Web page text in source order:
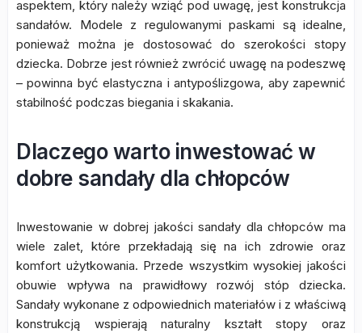
aspektem, który należy wziąć pod uwagę, jest konstrukcja
sandałów. Modele z regulowanymi paskami są idealne,
ponieważ można je dostosować do szerokości stopy
dziecka. Dobrze jest również zwrócić uwagę na podeszwę
– powinna być elastyczna i antypoślizgowa, aby zapewnić
stabilność podczas biegania i skakania.
Dlaczego warto inwestować w
dobre sandały dla chłopców
Inwestowanie w dobrej jakości sandały dla chłopców ma
wiele zalet, które przekładają się na ich zdrowie oraz
komfort użytkowania. Przede wszystkim wysokiej jakości
obuwie wpływa na prawidłowy rozwój stóp dziecka.
Sandały wykonane z odpowiednich materiałów i z właściwą
konstrukcją wspierają naturalny kształt stopy oraz